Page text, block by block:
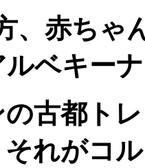
、赤ちゃ
ベキー
の古都ト
れがコ